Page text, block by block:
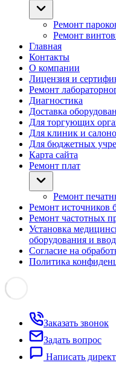
Ремонт
Ремонт
Главная
Контакты
О компании
Лицензия и
Ремонт
Диагностика
Доставка
Для торгующих
Для клиник и
Для бюджетных
Карта сайта
Ремонт плат
Ремонт
Ремонт источников
Ремонт частотных
Установка
оборудования и
Согласие на
Политика
Заказать звонок
Задать вопрос
Написать